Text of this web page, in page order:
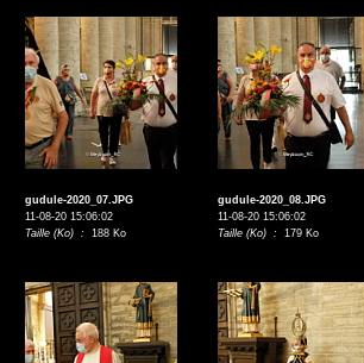
gudule-2020_07.JPG
11-08-20 15:06:02
Taille (Ko) : 188 Ko
gudule-2020_08.JPG
11-08-20 15:06:02
Taille (Ko) : 179 Ko